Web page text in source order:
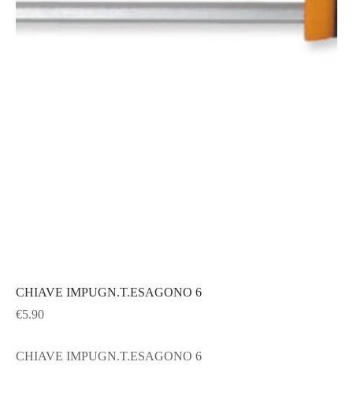
CHIAVE IMPUGN.T.ESAGONO 6
€5.90
CHIAVE IMPUGN.T.ESAGONO 6